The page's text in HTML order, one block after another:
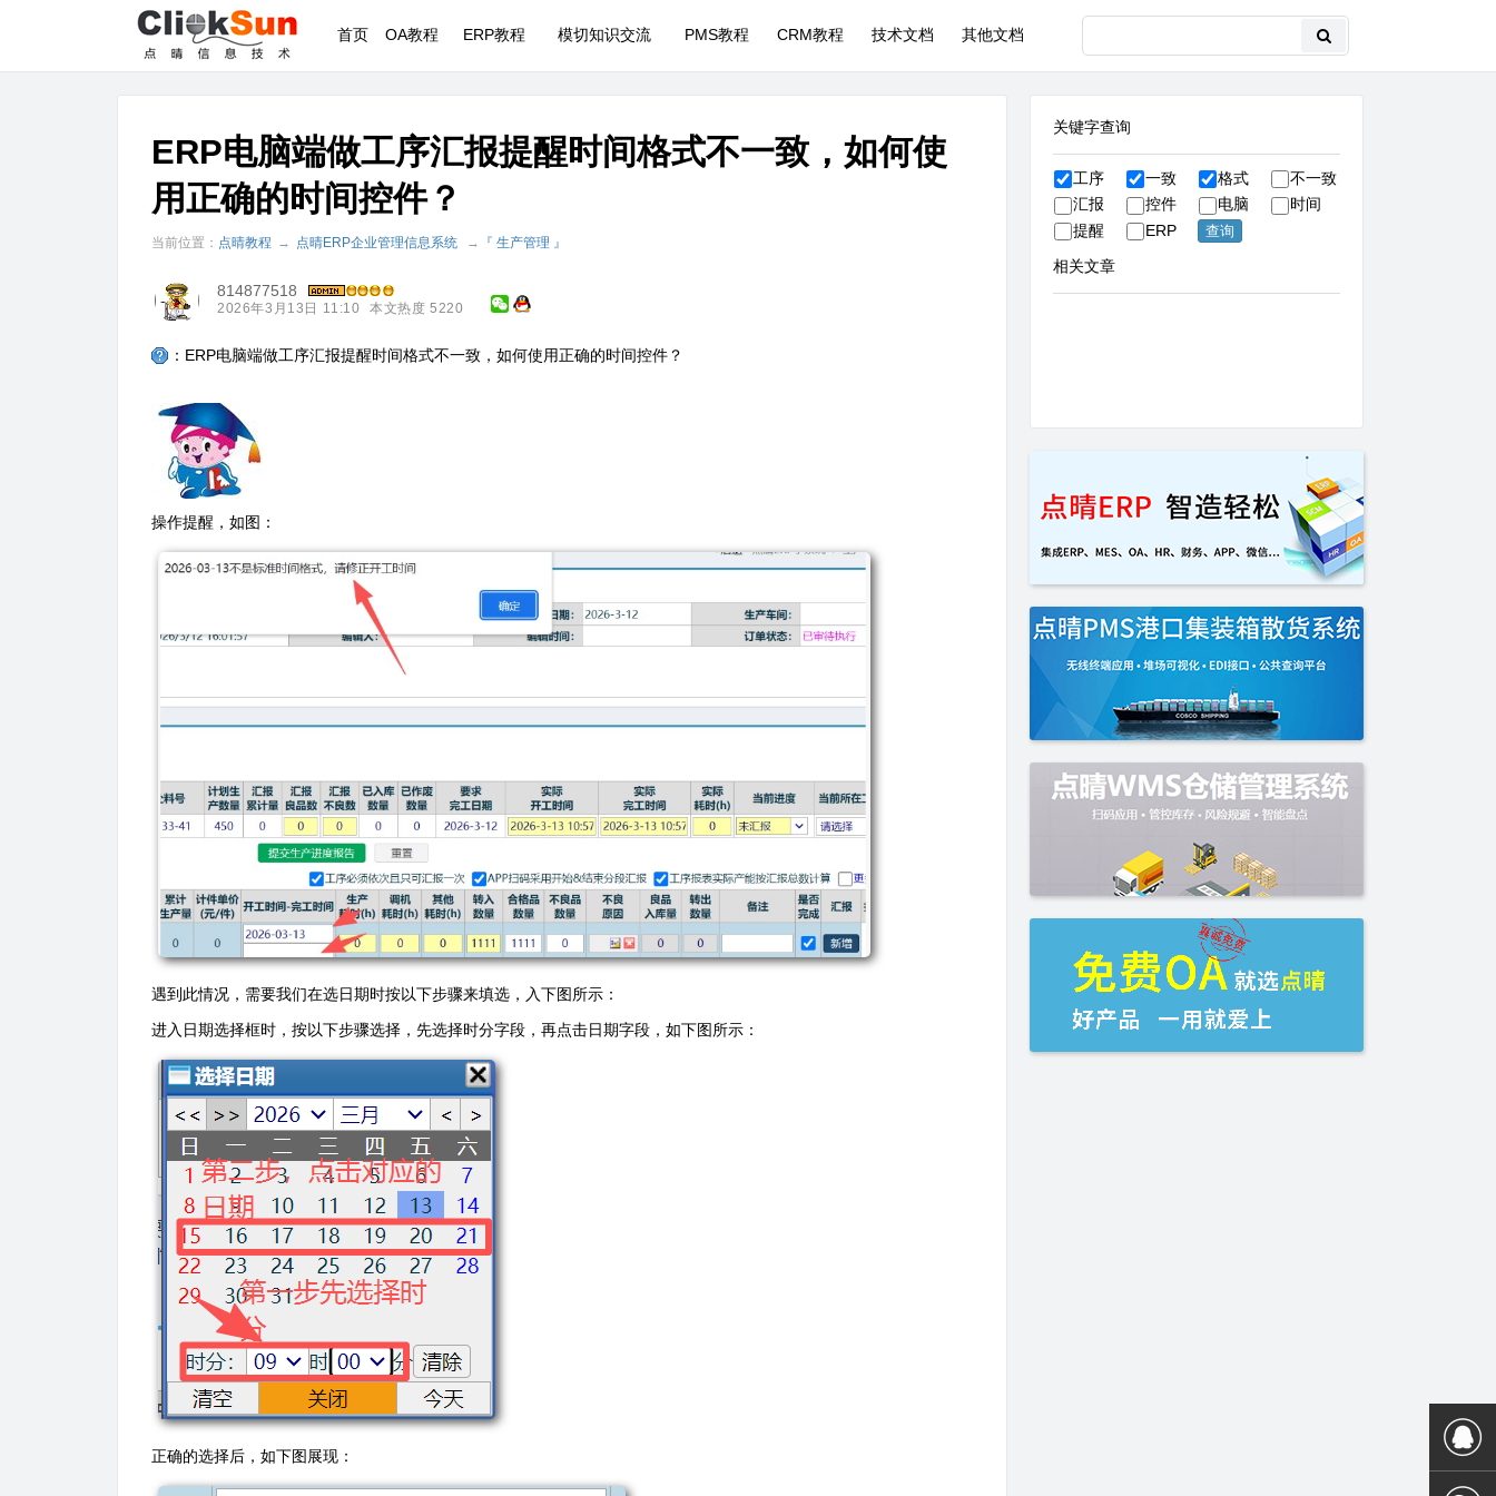
首页 OA教程 ERP教程 模切知识交流 PMS教程 CRM教程 技术文档 其他文档
ERP电脑端做工序汇报提醒时间格式不一致，如何使
用正确的时间控件？
当前位置： 点晴教程 → 点晴ERP企业管理信息系统 → 『 生产管理 』
814877518
2026年3月13日 11:10 本文热度 5220
：ERP电脑端做工序汇报提醒时间格式不一致，如何使用正确的时间控件？
操作提醒，如图：
遇到此情况，需要我们在选日期时按以下步骤来填选，入下图所示：
进入日期选择框时，按以下步骤选择，先选择时分字段，再点击日期字段，如下图所示：
正确的选择后，如下图展现：
关键字查询
工序 一致 格式
不一致
汇报
控件 电脑
时间
提醒
ERP
相关文章